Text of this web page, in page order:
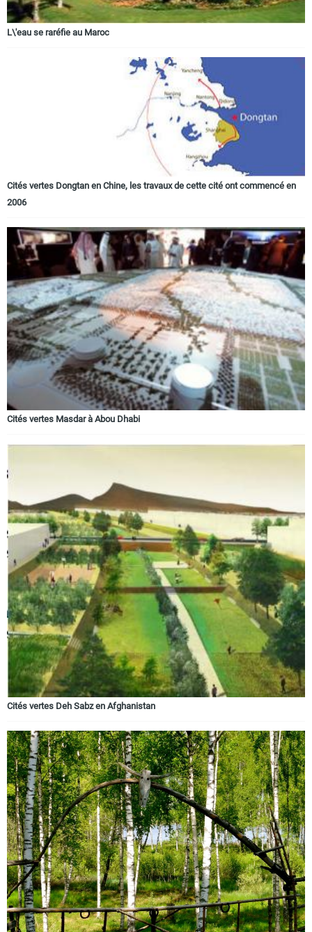
L\'eau se raréfie au Maroc
Cités vertes Dongtan en Chine, les travaux de cette cité ont commencé en
2006
Cités vertes Masdar à Abou Dhabi
Cités vertes Deh Sabz en Afghanistan